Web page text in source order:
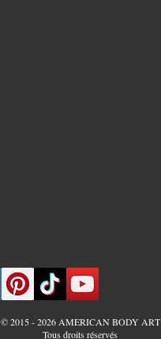
© 2015 - 2026 AMERICAN BODY ART
Tous droits réservés